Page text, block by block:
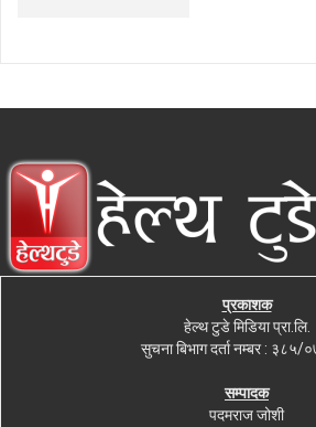
प्रकाशक
हेल्थ टुडे मिडिया प्रा.लि.
सुचना बिभाग दर्ता नम्बर : ३८५/
सम्पादक
पदमराज जोशी